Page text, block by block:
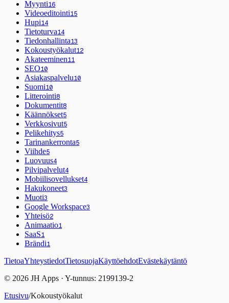
Myynti16
Videoeditointi15
Hupi14
Tietoturva14
Tiedonhallinta13
Kokoustyökalut12
Akateeminen11
SEO10
Asiakaspalvelu10
Suomi10
Litterointi8
Dokumentit8
Käännökset5
Verkkosivut5
Pelikehitys5
Tarinankerronta5
Viihde5
Luovuus4
Pilvipalvelut4
Mobiilisovellukset4
Hakukoneet3
Muoti3
Google Workspace3
Yhteisö2
Animaatio1
SaaS1
Brändi1
TietoaYhteystiedotTietosuojaKäyttöehdotEvästekäytäntö
© 2026 JH Apps · Y-tunnus: 2199139-2
Etusivu/Kokoustyökalut